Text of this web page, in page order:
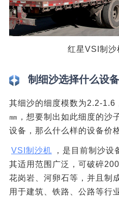
红星VSI制沙
制细沙选择什么设
其细沙的细度模数为2.2-
㎜，想要制出如此细度的沙
设备，那么什么样的设备价
VSI制沙机
，是目前制沙设
其适用范围广泛，可破碎
花岗岩、河卵石等，并且制
用于建筑、铁路、公路等行业